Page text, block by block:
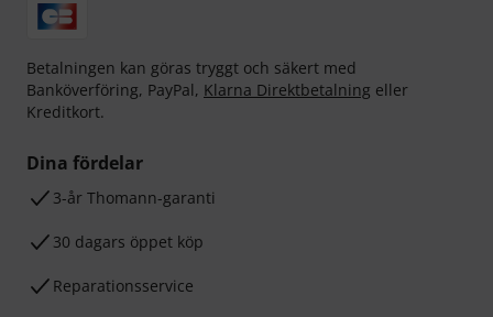
Betalningen kan göras tryggt och säkert med
Banköverföring, PayPal, Klarna Direktbetalning eller
Kreditkort.
Dina fördelar
3-år Thomann-garanti
30 dagars öppet köp
Reparationsservice